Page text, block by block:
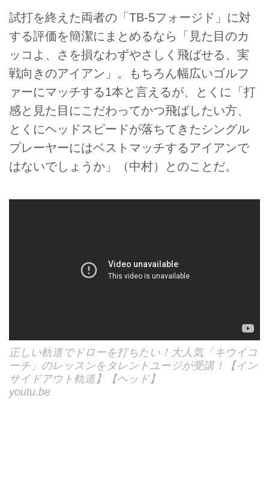
試打を終えた両者の「TB-5フォージド」に対
する評価を簡潔にまとめるなら「見た目のカ
ッコよ、さを損なわずやさしく飛ばせる、実
戦向きのアイアン」。もちろん幅広いゴルフ
ァーにマッチする1本と言えるが、とくに「打
感と見た目にこだわってかつ飛ばしたい方、
とくにヘッドスピードが落ちてきたシングル
プレーヤーにはベストマッチするアイアンで
はないでしょうか」（中村）とのことだ。
正しい軌道でドローを打ちたい！大人気「キウイコ
ーチ」のレッスンをタレントユージが受講！【イン
サイドアウト軌道】【ヘッド】
youtu.be